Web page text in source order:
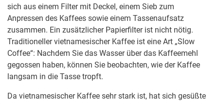
sich aus einem Filter mit Deckel, einem Sieb zum
Anpressen des Kaffees sowie einem Tassenaufsatz
zusammen. Ein zusätzlicher Papierfilter ist nicht nötig.
Traditioneller vietnamesischer Kaffee ist eine Art „Slow
Coffee“: Nachdem Sie das Wasser über das Kaffeemehl
gegossen haben, können Sie beobachten, wie der Kaffee
langsam in die Tasse tropft.
Da vietnamesischer Kaffee sehr stark ist, hat sich gesüßte